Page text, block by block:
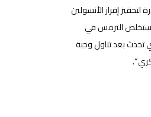
إفراز الأنسولين
مستخلص الترمس في
تحدث بعد تناول وجبة
“.